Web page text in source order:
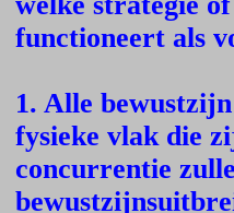
functioneert als
1. Alle
fysieke vlak die
concurrentie